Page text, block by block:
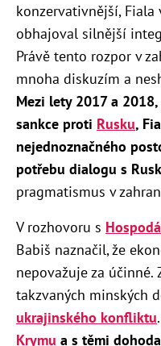
konzervativnější, Fiala
obhajoval silnější
Právě tento rozpor v
mnoha diskuzím a
Mezi lety 2017 a
sankce proti Rusku,
nejednoznačného
potřebu dialogu s
pragmatismus v
V rozhovoru s
Babiš naznačil, že
nepovažuje za
takzvaných minských
ukrajinského konfliktu
Krymu a s těmi